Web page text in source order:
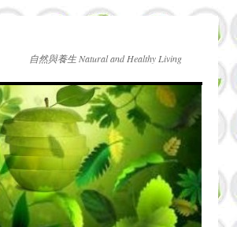
自然與養生 Natural and Healthy Living